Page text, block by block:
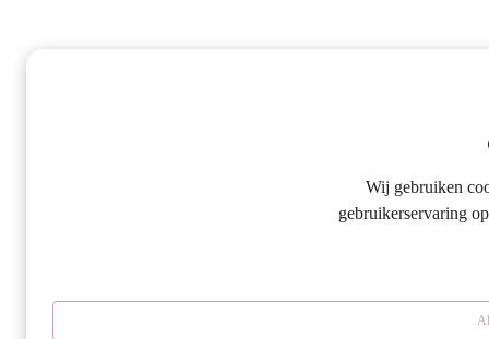
Wij gebruiken
gebruikerservaring